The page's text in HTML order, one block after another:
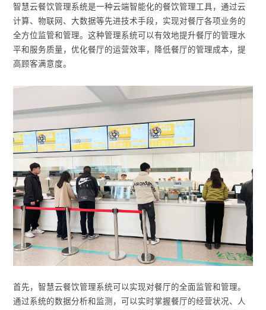
智慧云餐饮管理系统是一种云端智能化的餐饮管理工具，通过云
计算、物联网、大数据等先进技术手段，实现对餐厅各项业务的
全方位监管和管理。这种管理系统可以有效地提升餐厅的管理水
平和服务质量，优化餐厅的运营效率，降低餐厅的管理成本，提
高顾客满意度。
首先，智慧云餐饮管理系统可以实现对餐厅的全面监管和管理。
通过系统的数据分析和监测，可以实时掌握餐厅的经营状况、人